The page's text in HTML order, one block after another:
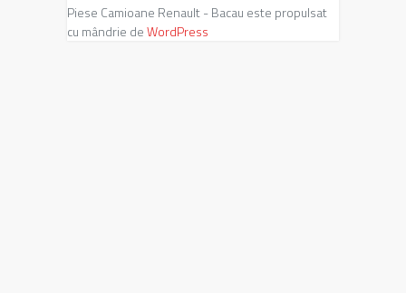
Piese Camioane Renault - Bacau este propulsat
cu mândrie deWordPress